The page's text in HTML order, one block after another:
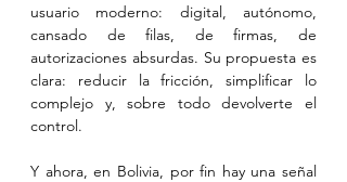
usuario moderno: digital, autónomo,
cansado de filas, de firmas, de
autorizaciones absurdas. Su propuesta es
clara: reducir la fricción, simplificar lo
complejo y, sobre todo devolverte el
control.
Y ahora, en Bolivia, por fin hay una señal